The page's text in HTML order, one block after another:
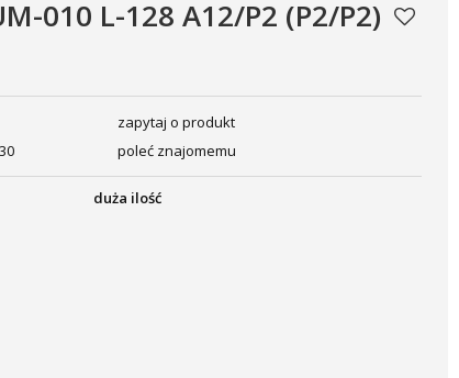
010 L-128 A12/P2 (P2/P2)
zapytaj o produkt
poleć znajomemu
duża ilość